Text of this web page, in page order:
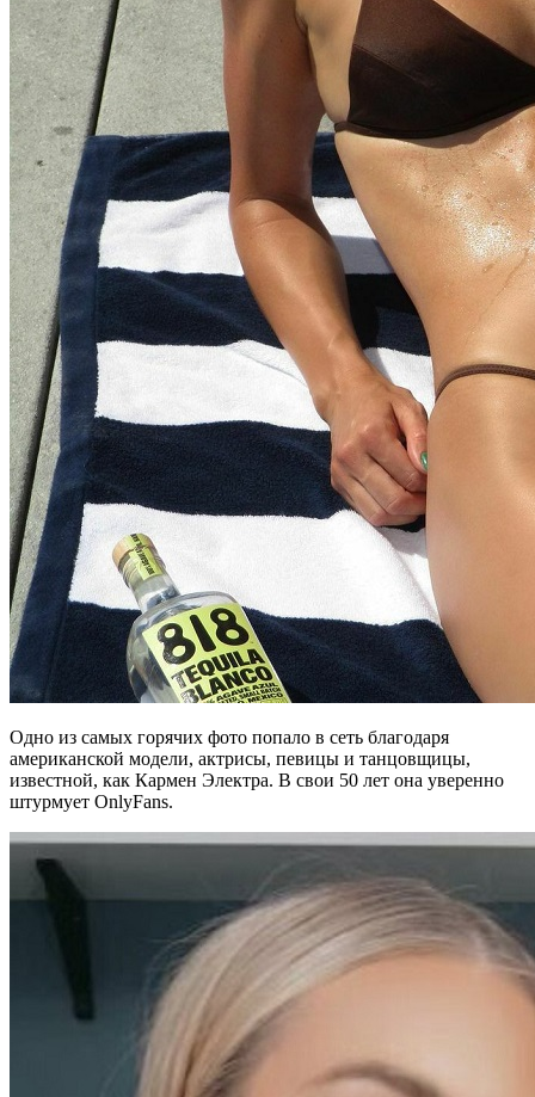
Одно из самых горячих фото попало в сеть благодаря
американской модели, актрисы, певицы и танцовщицы,
известной, как Кармен Электра. В свои 50 лет она уверенно
штурмует OnlyFans.